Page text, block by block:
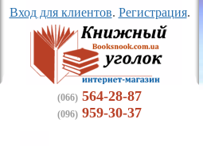
Вход для клиентов. Регистрация.
(066) 564-28-87
(096) 959-30-37